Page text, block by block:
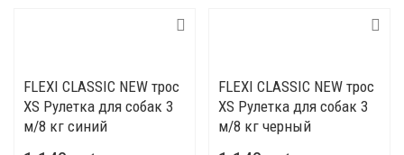
FLEXI CLASSIC NEW трос
XS Рулетка для собак 3
м/8 кг синий
FLEXI CLASSIC NEW трос
XS Рулетка для собак 3
м/8 кг черный